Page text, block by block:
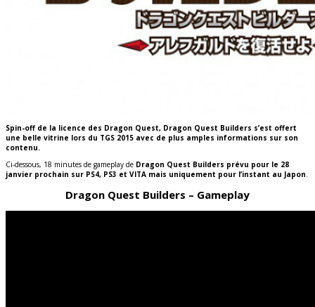
Spin-off de la licence des Dragon Quest, Dragon Quest Builders s’est offert
une belle vitrine lors du TGS 2015 avec de plus amples informations sur son
contenu.
Ci-dessous, 18 minutes de gameplay de Dragon Quest Builders prévu pour le 28
janvier prochain sur PS4, PS3 et VITA mais uniquement pour l’instant au Japon.
Dragon Quest Builders – Gameplay